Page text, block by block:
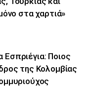
στα χαρτιά»
Ποιος
της Κολομβίας